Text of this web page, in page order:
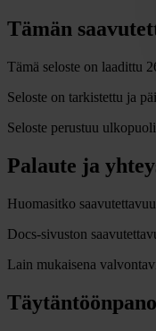
Tämän
Tämä seloste on laadittu
Seloste on tarkistettu ja
Seloste perustuu
Palaute ja
Huomasitko
Docs-sivuston
Lain mukaisena